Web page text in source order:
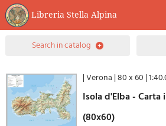
Libreria Stella Alpina
0Item(s) In Your Cart
Facebook
Create Account
search in catalog
|Verona |80 x 60 |
Isola d'Elba -
(80x60)